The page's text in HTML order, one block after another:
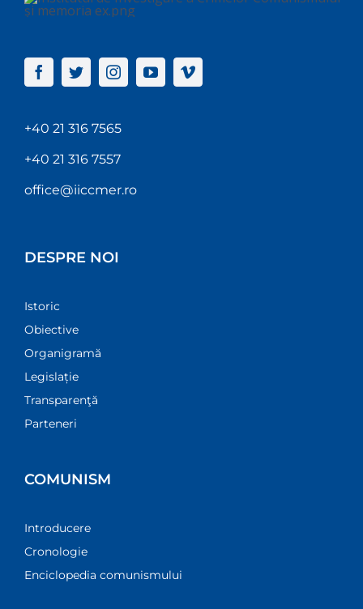
+40 21 316 7565
+40 21 316 7557
office@iiccmer.ro
DESPRE NOI
Istoric
Obiective
Organigramă
Legislație
Transparenţă
Parteneri
COMUNISM
Introducere
Cronologie
Enciclopedia comunismului